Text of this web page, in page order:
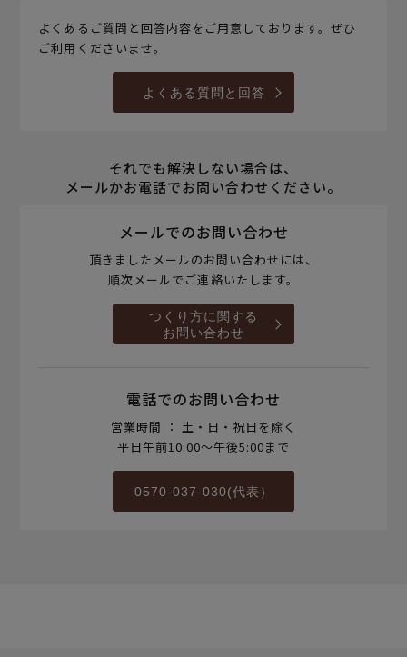
よくあるご質問と回答内容をご用意しております。ぜひ
ご利用くださいませ。
よくある質問と回答
それでも解決しない場合は、
メールかお電話でお問い合わせください。
メールでのお問い合わせ
頂きましたメールのお問い合わせには、
順次メールでご連絡いたします。
つくり方に関する
お問い合わせ
電話でのお問い合わせ
営業時間 ： 土・日・祝日を除く
平日午前10:00～午後5:00まで
0570-037-030(代表）